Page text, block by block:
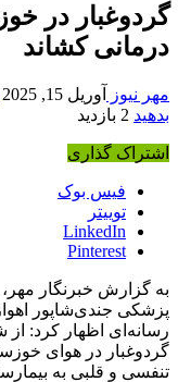
درمانی کشاند
مهر نیوز آوریل 15, 2025
بدهید 2 بازدید
اشتراک گذاری
فیس بوک
توییتر
LinkedIn
Pinterest
به گزارش خبرنگار
پزشکی جندی‌شاپور
رسانه‌ای اظهار کرد: از
تنفسی و قلبی به